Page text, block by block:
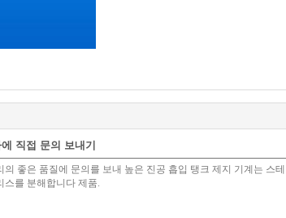
직접 문의 보내기